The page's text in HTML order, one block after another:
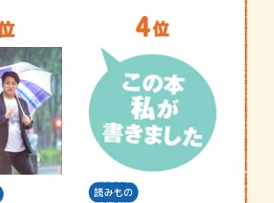
読みもの